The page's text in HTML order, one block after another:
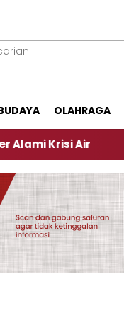
OLAHRAGA
Air Harga